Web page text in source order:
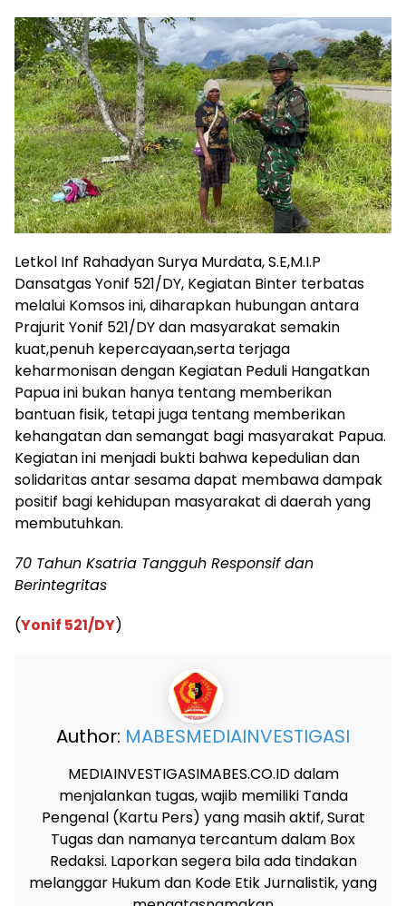
Letkol Inf Rahadyan Surya Murdata, S.E,M.I.P
Dansatgas Yonif 521/DY, Kegiatan Binter terbatas
melalui Komsos ini, diharapkan hubungan antara
Prajurit Yonif 521/DY dan masyarakat semakin
kuat,penuh kepercayaan,serta terjaga
keharmonisan dengan Kegiatan Peduli Hangatkan
Papua ini bukan hanya tentang memberikan
bantuan fisik, tetapi juga tentang memberikan
kehangatan dan semangat bagi masyarakat Papua.
Kegiatan ini menjadi bukti bahwa kepedulian dan
solidaritas antar sesama dapat membawa dampak
positif bagi kehidupan masyarakat di daerah yang
membutuhkan.
70 Tahun Ksatria Tangguh Responsif dan
Berintegritas
(Yonif 521/DY)
Author: MABESMEDIAINVESTIGASI
MEDIAINVESTIGASIMABES.CO.ID dalam
menjalankan tugas, wajib memiliki Tanda
Pengenal (Kartu Pers) yang masih aktif, Surat
Tugas dan namanya tercantum dalam Box
Redaksi. Laporkan segera bila ada tindakan
melanggar Hukum dan Kode Etik Jurnalistik, yang